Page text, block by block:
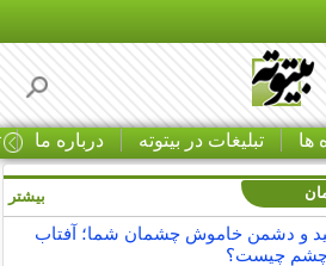
ها تبلیغات در بیتوته درباره ما
و دشمن خاموش چشمان شما؛ آفتاب
چیست؟
بیشتر